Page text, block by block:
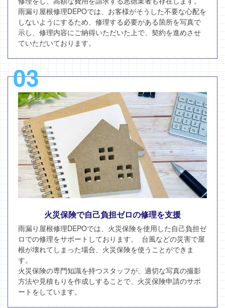
雨漏り屋根修理DEPOでは、お客様がそうした不要な心配を
しないようにするため、修理する必要がある箇所を写真で
示し、修理内容にご納得いただいた上で、契約を進めさせ
ていただいております。
03
火災保険で自己負担ゼロの修理を支援
雨漏り屋根修理DEPOでは、火災保険を使用した自己負担ゼ
ロでの修理をサポートしております。 台風などの災害で屋
根が壊れてしまった場合、火災保険を使うことができま
す。
火災保険の専門知識を持つスタッフが、適切な写真の撮影
方法や見積もりを作成しすることで、火災保険申請のサポ
ートをしています。